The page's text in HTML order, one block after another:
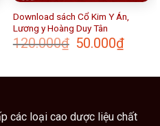
Download sách Cổ Kim Y Án,
Lương y Hoàng Duy Tân
120.000₫
Giá
gốc
50.000₫Giá
hiện
50.000₫.
các loại cao dược liệu chất